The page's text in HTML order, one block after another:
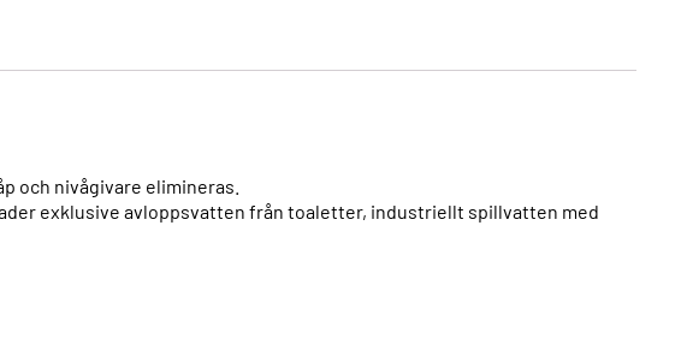
och nivågivare elimineras.
exklusive avloppsvatten från toaletter, industriellt spillvatten med